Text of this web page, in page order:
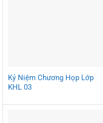
Kỷ Niệm Chương Họp Lớp
KHL 03